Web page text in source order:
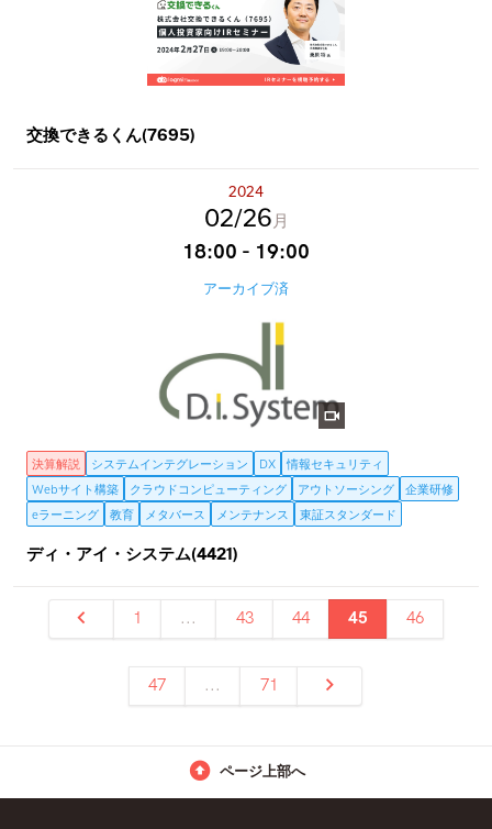
交換できるくん(7695)
2024
02 26 月
18:00 - 19:00
アーカイブ済
決算解説 システムインテグレーション DX
情報セキュリティ
Webサイト構築
クラウドコンピューティング アウトソーシング
企業研修
eラーニング
教育 メタバース メンテナンス 東証スタンダード
ディ・アイ・システム(4421)
1 ... 43 44 45 46
47 ... 71
ページ上部へ